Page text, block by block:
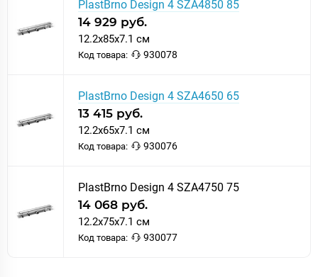
сделан патрубок и элементы слива дренажного устройства
PlastBrno, не боится вредного воздействия влаги, бытовой
химии, высокой температуры и прочих разрушающих
факторов. Хром цвет наружной решетки лотка PlastBrno
прекрасно сочетается с другими элементами коллекции Design
Купить душевой лоток PlastBrno Design 4 SZA4750 75 вы
можете прямо сейчас – сделайте заказ, и мы доставим вашу
покупку в кратчайший срок.
PlastBrno Design 4 SZA4850 85
14 929 руб.
12.2x85x7.1 см
Код товара: 930078
PlastBrno Design 4 SZA4650 65
13 415 руб.
12.2x65x7.1 см
Код товара: 930076
PlastBrno Design 4 SZA4750 75
14 068 руб.
12.2x75x7.1 см
Код товара: 930077